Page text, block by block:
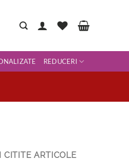
REDUCERI
CITITE ARTICOLE